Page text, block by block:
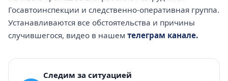
Госавтоинспекции и следственно-оперативная группа.
Устанавливаются все обстоятельства и причины
случившегося, видео в нашем телеграм канале.
Следим за ситуацией